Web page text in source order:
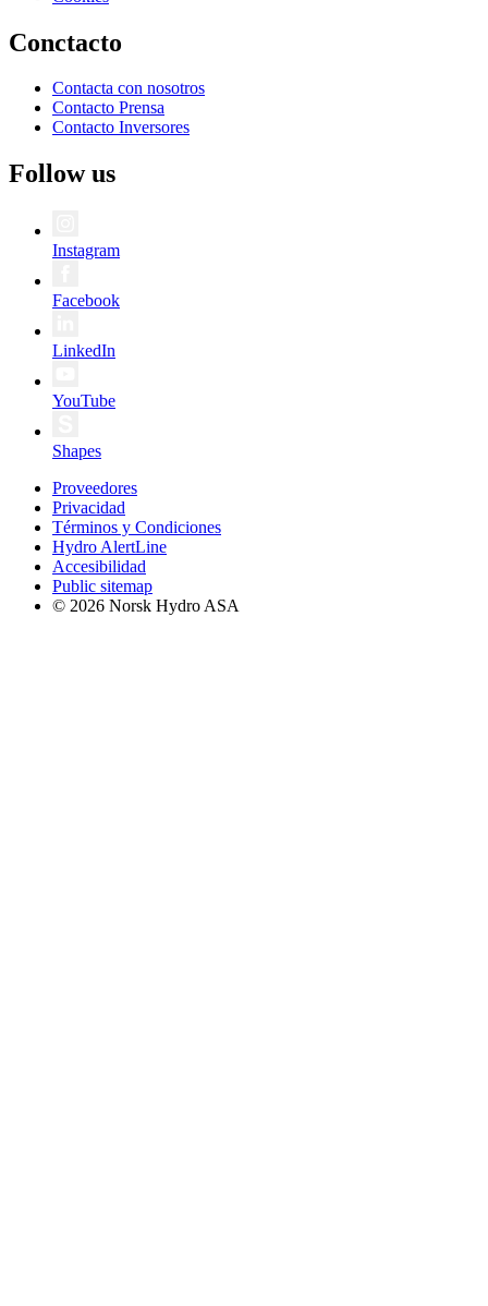
Conctacto
Contacta con nosotros
Contacto Prensa
Contacto Inversores
Follow us
Instagram
Facebook
LinkedIn
YouTube
Shapes
Proveedores
Privacidad
Términos y Condiciones
Hydro AlertLine
Accesibilidad
Public sitemap
© 2026 Norsk Hydro ASA